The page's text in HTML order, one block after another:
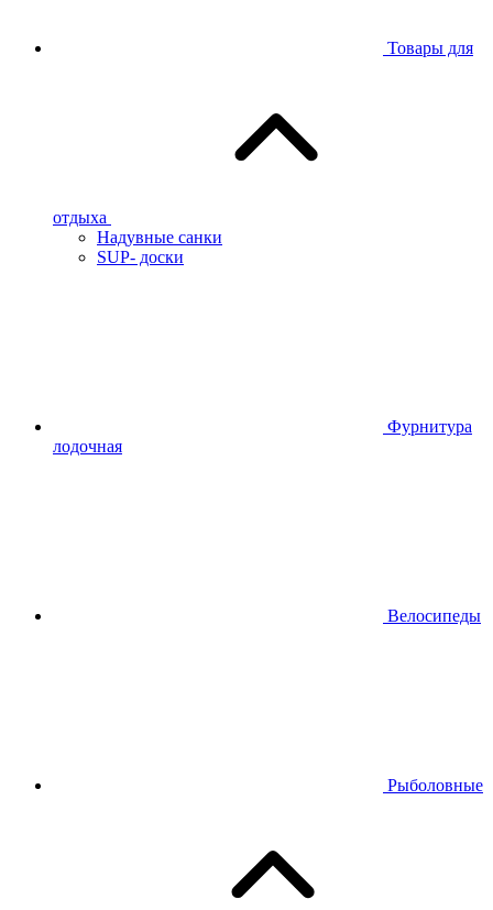
Товары для
отдыха
Надувные санки
SUP- доски
Фурнитура
лодочная
Велосипеды
Рыболовные